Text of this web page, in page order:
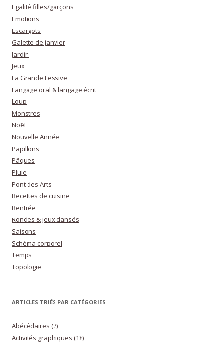
Egalité filles/garçons
Emotions
Escargots
Galette de janvier
Jardin
Jeux
La Grande Lessive
Langage oral & langage écrit
Loup
Monstres
Noël
Nouvelle Année
Papillons
Pâques
Pluie
Pont des Arts
Recettes de cuisine
Rentrée
Rondes & Jeux dansés
Saisons
Schéma corporel
Temps
Topologie
ARTICLES TRIÉS PAR CATÉGORIES
Abécédaires (7)
Activités graphiques (18)